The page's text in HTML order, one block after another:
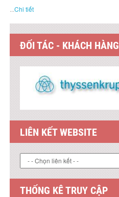
...Chi tiết
ĐỐI TÁC - KHÁCH HÀNG
LIÊN KẾT WEBSITE
THỐNG KÊ TRUY CẬP